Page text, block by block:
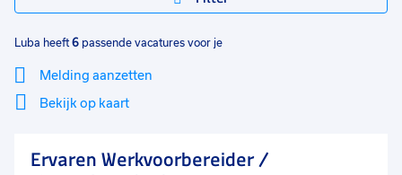
Luba heeft 6 passende vacatures voor je
Melding aanzetten
Bekijk op kaart
Filter
Sluiten
Ervaren Werkvoorbereider /